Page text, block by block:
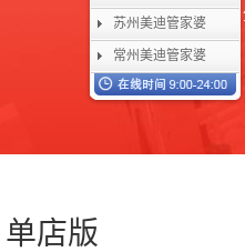
单店版
苏州美迪管家婆
常州美迪管家婆